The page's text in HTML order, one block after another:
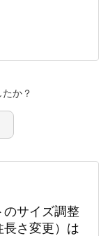
か？
のサイズ調整
長さ変更）は